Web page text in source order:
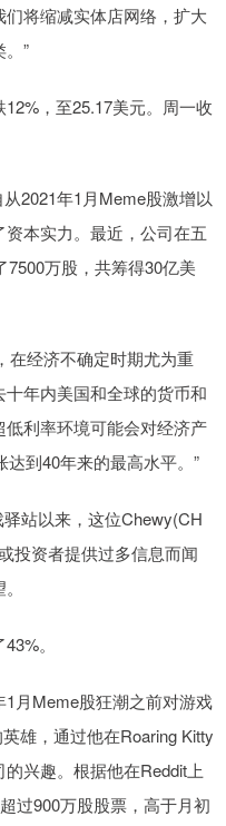
将缩减实体店网络，扩大
”
，至25.17美元。周一收
2021年1月Meme股激增以
本实力。最近，公司在五
7500万股，共筹得30亿美
在经济不确定时期尤为重
年内美国和全球的货币和
利率环境可能会对经济产
到40年来的最高水平。”
站以来，这位Chewy(CH
投资者提供过多信息而闻
。
1月Meme股狂潮之前对游戏
雄，通过他在Roaring Kitty
兴趣。根据他在Reddit上
过900万股股票，高于月初